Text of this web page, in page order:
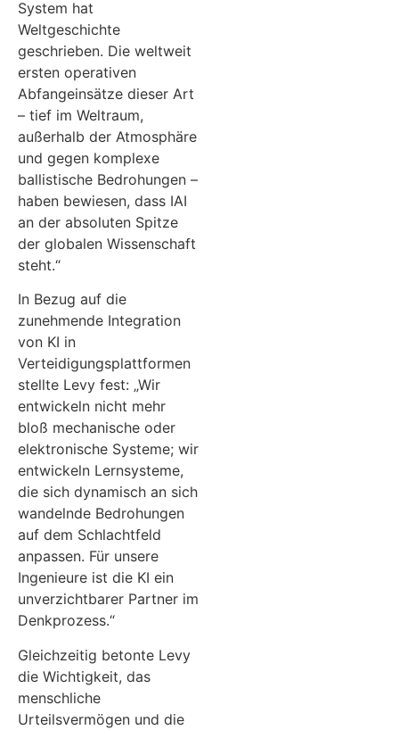
System hat
Weltgeschichte
geschrieben. Die weltweit
ersten operativen
Abfangeinsätze dieser Art
– tief im Weltraum,
außerhalb der Atmosphäre
und gegen komplexe
ballistische Bedrohungen –
haben bewiesen, dass IAI
an der absoluten Spitze
der globalen Wissenschaft
steht.“
In Bezug auf die
zunehmende Integration
von KI in
Verteidigungsplattformen
stellte Levy fest: „Wir
entwickeln nicht mehr
bloß mechanische oder
elektronische Systeme; wir
entwickeln Lernsysteme,
die sich dynamisch an sich
wandelnde Bedrohungen
auf dem Schlachtfeld
anpassen. Für unsere
Ingenieure ist die KI ein
unverzichtbarer Partner im
Denkprozess.“
Gleichzeitig betonte Levy
die Wichtigkeit, das
menschliche
Urteilsvermögen und die